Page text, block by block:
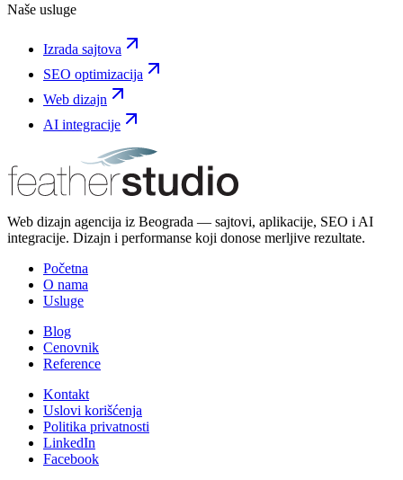
Naše usluge
Izrada sajtova
SEO optimizacija
Web dizajn
AI integracije
Web dizajn agencija iz Beograda — sajtovi, aplikacije, SEO i AI
integracije. Dizajn i performanse koji donose merljive rezultate.
Početna
O nama
Usluge
Blog
Cenovnik
Reference
Kontakt
Uslovi korišćenja
Politika privatnosti
LinkedIn
Facebook